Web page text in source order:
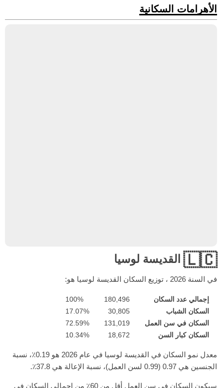
الأهرامات السكانية
🇱🇨 القديسة لوسيا
في السنة 2026 ، توزيع السكان القديسة لوسيا هو:
إجمالي عدد السكان 180,496
100%
السكان الشباب
30,805
17.07%
السكان في سن العمل
131,019
72.59%
السكان كبار السن
18,672
10.34%
معدل نمو السكان في القديسة لوسيا في عام 2026 هو 0.19٪، نسبة
الجنسين هي 0.97 (0.99 لسن العمل)، نسبة الإعالة هي 37.8٪.
سيكون السكان في سن العمل أقل من 60٪ من إجمالي السكان في